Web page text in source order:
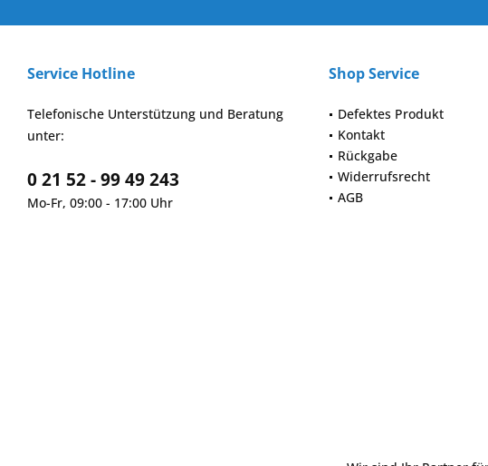
Service Hotline
Telefonische Unterstützung und Beratung
unter:
0 21 52 - 99 49 243
Mo-Fr, 09:00 - 17:00 Uhr
Shop Service
Defektes Produkt
Kontakt
Rückgabe
Widerrufsrecht
AGB